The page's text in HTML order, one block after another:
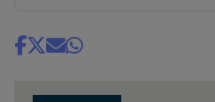
Share